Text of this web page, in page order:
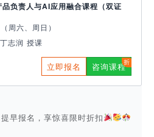
负责人与AI应用融合课程（双证
周六、周日）
志润 授课
立即报名 咨询课程
早报名，享惊喜限时折扣